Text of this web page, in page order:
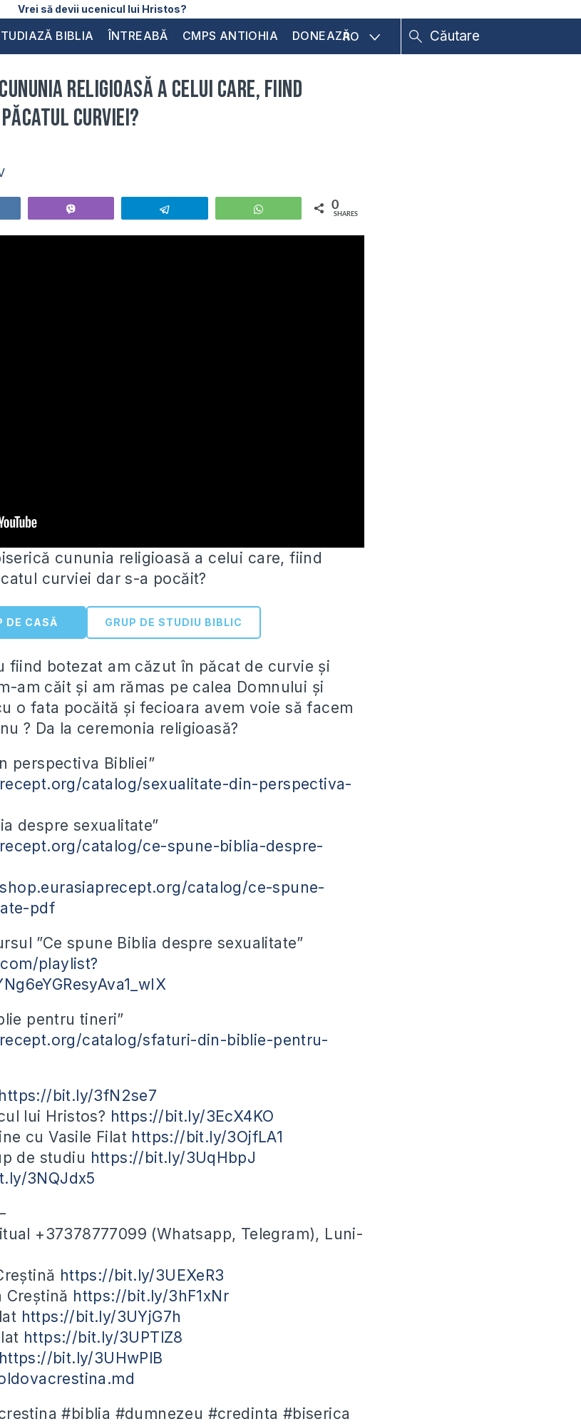
Vrei să devii ucenicul lui Hristos?
BIBLIA ÎNTREABĂ CMPS ANTIOHIA DONEAZĂRO
religioasă a celui care, fiind
curviei?
WhatsApp 0
SHARES
cununia religioasă a celui care, fiind
curviei dar s-a pocăit?
DE CASĂ GRUP DE STUDIU BIBLIC
fiind botezat am căzut în păcat de curvie și
am căit și am rămas pe calea Domnului și
o fata pocăită și fecioara avem voie să facem
? Da la ceremonia religioasă?
perspectiva Bibliei”
catalog/sexualitate-din-perspectiva-
despre sexualitate”
catalog/ce-spune-biblia-despre-
catalog/ce-spune-
pdf
”Ce spune Biblia despre sexualitate”
playlist?
pentru tineri”
catalog/sfaturi-din-biblie-pentru-
https://bit.ly/3fN2se7
lui Hristos? https://bit.ly/3EcX4KO
cu Vasile Filat https://bit.ly/3OjfLA1
de studiu https://bit.ly/3UqHbpJ
3NQJdx5
+37378777099 (Whatsapp, Telegram), Luni-
https://bit.ly/3UEXeR3
Creștină https://bit.ly/3hF1xNr
https://bit.ly/3UYjG7h
https://bit.ly/3UPTlZ8
https://bit.ly/3UHwPlB
#biblia #dumnezeu #credinta #biserica